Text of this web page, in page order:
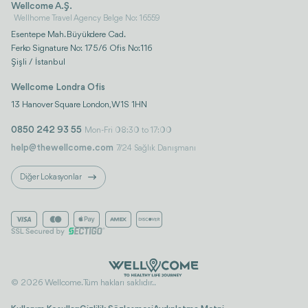
Wellcome A.Ş.
Wellhome Travel Agency Belge No: 16559
Esentepe Mah. Büyükdere Cad.
Ferko Signature No: 175/6 Ofis No:116
Şişli / İstanbul
Wellcome Londra Ofis
13 Hanover Square London, W1S 1HN
0850 242 93 55 Mon-Fri 08:30 to 17:00
help@thewellcome.com 7/24 Sağlık Danışmanı
Diğer Lokasyonlar
© 2026 Wellcome. Tüm hakları saklıdır..